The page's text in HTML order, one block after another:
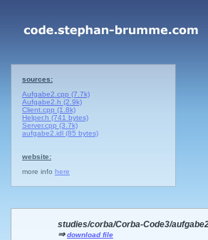
sources:
Aufgabe2.cpp (7.7k)
Aufgabe2.h (2.9k)
Client.cpp (1.8k)
Helper.h (741 bytes)
Server.cpp (3.7k)
aufgabe2.idl (85 bytes)
website:
more info here
studies/corba/Corba-Code3/
⇒download file